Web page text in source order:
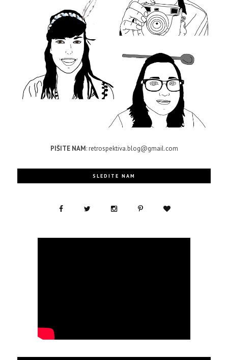
PIŠITE NAM: retrospektiva.blog@gmail.com
SLEDITE NAM